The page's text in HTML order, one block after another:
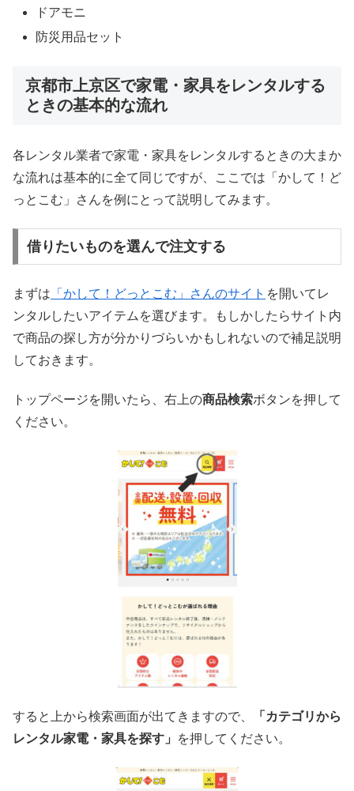
ドアモニ
防災用品セット
京都市上京区で家電・家具をレンタルする
ときの基本的な流れ
各レンタル業者で家電・家具をレンタルするときの大まか
な流れは基本的に全て同じですが、ここでは「かして！ど
っとこむ」さんを例にとって説明してみます。
借りたいものを選んで注文する
まずは 「かして！どっとこむ」さんのサイト を開いてレ
ンタルしたいアイテムを選びます。もしかしたらサイト内
で商品の探し方が分かりづらいかもしれないので補足説明
しておきます。
トップページを開いたら、右上の商品検索ボタンを押して
ください。
すると上から検索画面が出てきますので、
「カテゴリから
レンタル家電・家具を探す」
を押してください。